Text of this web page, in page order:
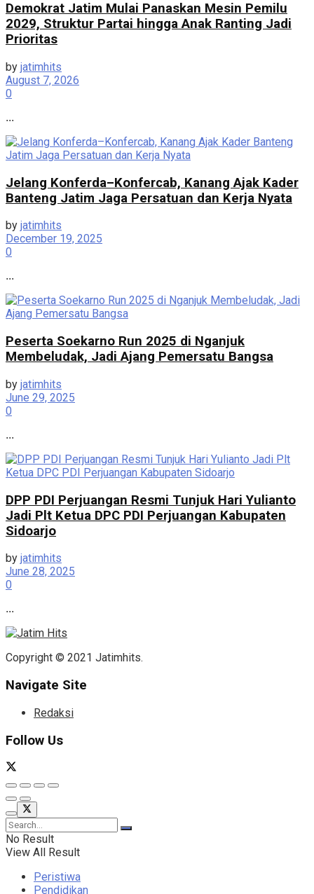
Demokrat Jatim Mulai Panaskan Mesin Pemilu
2029, Struktur Partai hingga Anak Ranting Jadi
Prioritas
by jatimhits
August 7, 2026
0
...
Jelang Konferda–Konfercab, Kanang Ajak Kader
Banteng Jatim Jaga Persatuan dan Kerja Nyata
by jatimhits
December 19, 2025
0
...
Peserta Soekarno Run 2025 di Nganjuk
Membeludak, Jadi Ajang Pemersatu Bangsa
by jatimhits
June 29, 2025
0
...
DPP PDI Perjuangan Resmi Tunjuk Hari Yulianto
Jadi Plt Ketua DPC PDI Perjuangan Kabupaten
Sidoarjo
by jatimhits
June 28, 2025
0
...
Copyright © 2021 Jatimhits.
Navigate Site
Redaksi
Follow Us
No Result
View All Result
Peristiwa
Pendidikan